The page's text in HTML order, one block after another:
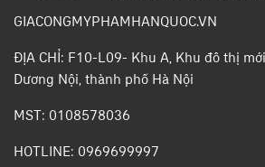
GIACONGMYPHAMHANQUOC.VN
ĐỊA CHỈ: F10-L09- Khu A, Khu đô thị
Dương Nội, thành phố Hà Nội
MST: 0108578036
HOTLINE: 0969699997